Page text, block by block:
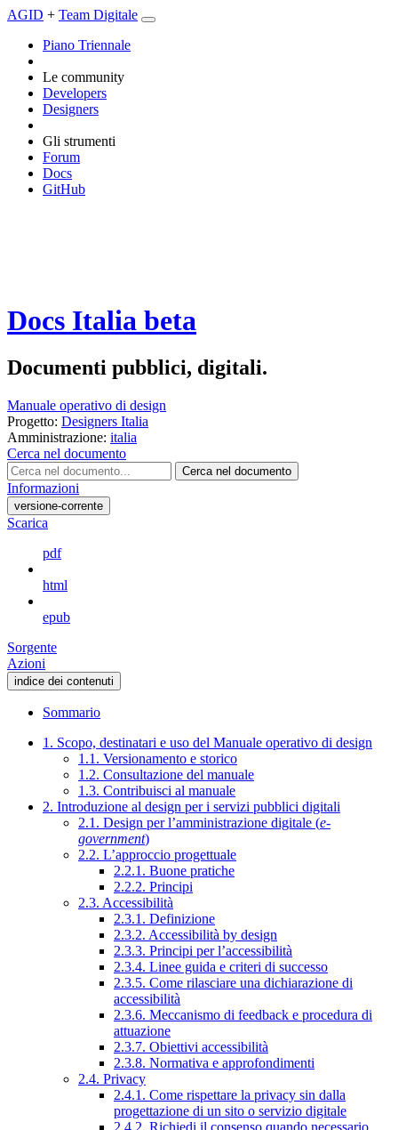
AGID + Team Digitale
Piano Triennale
Le community
Developers
Designers
Gli strumenti
Forum
Docs
GitHub
Docs Italia beta
Documenti pubblici, digitali.
Manuale operativo di design
Progetto: Designers Italia
Amministrazione: italia
Cerca nel documento
Cerca nel documento
Informazioni
versione-corrente
Scarica
pdf
html
epub
Sorgente
Azioni
indice dei contenuti
Sommario
1. Scopo, destinatari e uso del Manuale operativo di design
1.1. Versionamento e storico
1.2. Consultazione del manuale
1.3. Contribuisci al manuale
2. Introduzione al design per i servizi pubblici digitali
2.1. Design per l’amministrazione digitale (e-
government)
2.2. L’approccio progettuale
2.2.1. Buone pratiche
2.2.2. Principi
2.3. Accessibilità
2.3.1. Definizione
2.3.2. Accessibilità by design
2.3.3. Principi per l’accessibilità
2.3.4. Linee guida e criteri di successo
2.3.5. Come rilasciare una dichiarazione di
accessibilità
2.3.6. Meccanismo di feedback e procedura di
attuazione
2.3.7. Obiettivi accessibilità
2.3.8. Normativa e approfondimenti
2.4. Privacy
2.4.1. Come rispettare la privacy sin dalla
progettazione di un sito o servizio digitale
2.4.2. Richiedi il consenso quando necessario